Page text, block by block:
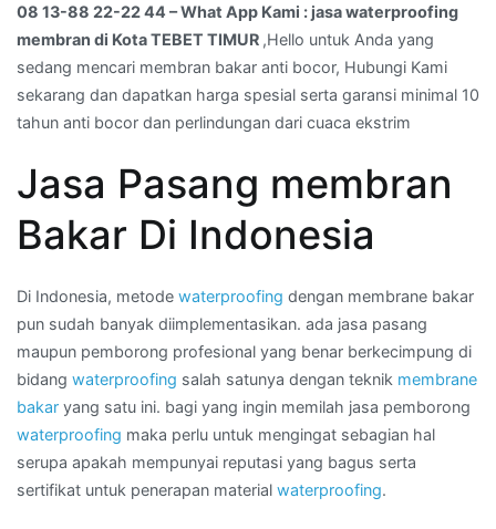
88
22-
22
44
–
App
:
waterproofing
membran
di
Kota
TEBET
TIMUR
08 13-88 22-22 44 – What App Kami : jasa waterproofing
membran di Kota TEBET TIMUR ,Hello untuk Anda yang
sedang mencari membran bakar anti bocor, Hubungi Kami
sekarang dan dapatkan harga spesial serta garansi minimal 10
tahun anti bocor dan perlindungan dari cuaca ekstrim
Jasa Pasang membran
Bakar Di Indonesia
Di Indonesia, metode waterproofing dengan membrane bakar
pun sudah banyak diimplementasikan. ada jasa pasang
maupun pemborong profesional yang benar berkecimpung di
bidang waterproofing salah satunya dengan teknik membrane
bakar yang satu ini. bagi yang ingin memilah jasa pemborong
waterproofing maka perlu untuk mengingat sebagian hal
serupa apakah mempunyai reputasi yang bagus serta
sertifikat untuk penerapan material waterproofing.